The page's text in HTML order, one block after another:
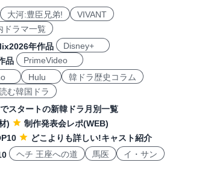
大河:豊臣兄弟!
VIVANT
ドラマ一覧
年作品
Disney+
品
PrimeVideo
Hulu
韓ドラ歴史コラム
む韓国ドラ
でスタートの新韓ドラ月別一覧
)
制作発表会レポ(WEB)
どこよりも詳しい!キャスト紹介
ヘチ 王座への道 馬医
イ・サン